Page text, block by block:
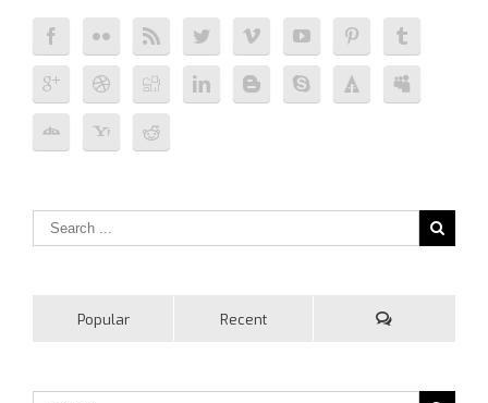
Popular Recent